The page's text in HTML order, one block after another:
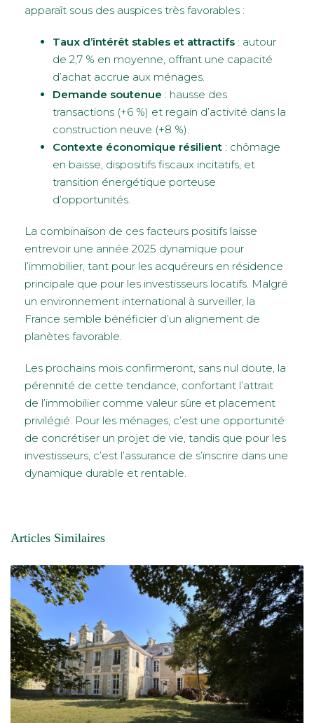
apparaît sous des auspices très favorables :
Taux d’intérêt stables et attractifs : autour
de 2,7 % en moyenne, offrant une capacité
d’achat accrue aux ménages.
Demande soutenue : hausse des
transactions (+6 %) et regain d’activité dans la
construction neuve (+8 %).
Contexte économique résilient : chômage
en baisse, dispositifs fiscaux incitatifs, et
transition énergétique porteuse
d’opportunités.
La combinaison de ces facteurs positifs laisse
entrevoir une année 2025 dynamique pour
l’immobilier, tant pour les acquéreurs en résidence
principale que pour les investisseurs locatifs. Malgré
un environnement international à surveiller, la
France semble bénéficier d’un alignement de
planètes favorable.
Les prochains mois confirmeront, sans nul doute, la
pérennité de cette tendance, confortant l’attrait
de l’immobilier comme valeur sûre et placement
privilégié. Pour les ménages, c’est une opportunité
de concrétiser un projet de vie, tandis que pour les
investisseurs, c’est l’assurance de s’inscrire dans une
dynamique durable et rentable.
Articles Similaires